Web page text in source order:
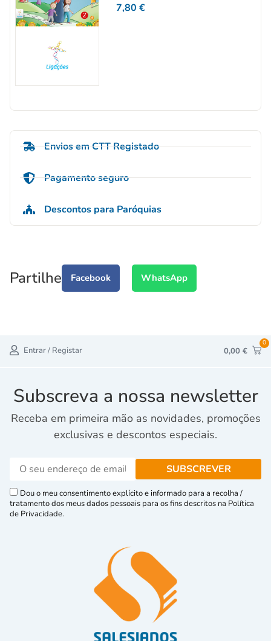
7,80€
Envios em CTT Registado
Pagamento seguro
Descontos para Paróquias
Partilhe Facebook WhatsApp
Entrar / Registar 0,00 €
0
Subscreva a nossa newsletter
Receba em primeira mão as novidades, promoções
exclusivas e descontos especiais.
Dou o meu consentimento explícito e informado para a recolha /
tratamento dos meus dados pessoais para os fins descritos na Política
de Privacidade.